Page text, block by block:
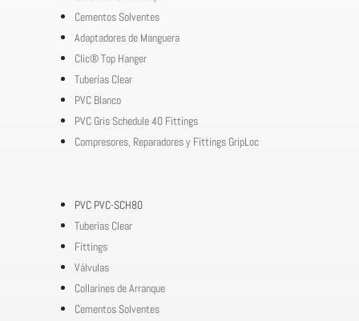
Cementos Solventes
Adaptadores de Manguera
Clic® Top Hanger
Tuberías Clear
PVC Blanco
PVC Gris Schedule 40 Fittings
Compresores, Reparadores y Fittings GripLoc
PVC PVC-SCH80
Tuberías Clear
Fittings
Válvulas
Collarines de Arranque
Cementos Solventes